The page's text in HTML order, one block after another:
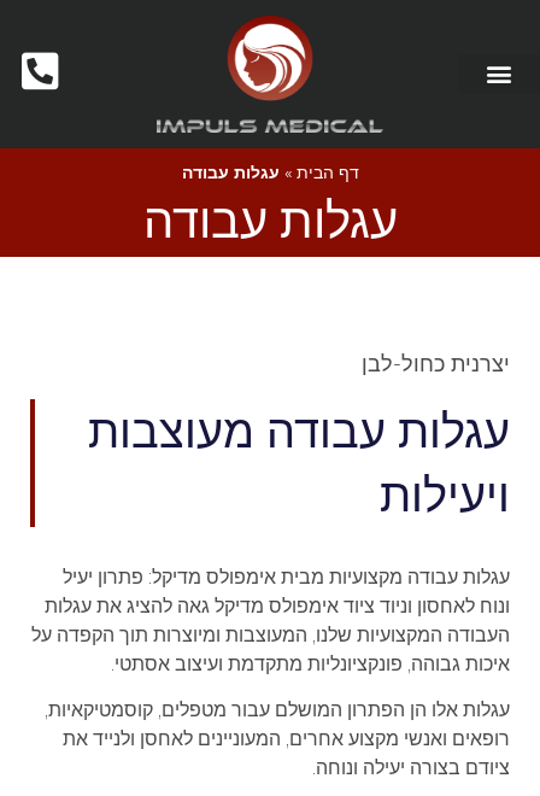
דף הבית » עגלות עבודה
עגלות עבודה
יצרנית כחול-לבן
עגלות עבודה מעוצבות
ויעילות
עגלות עבודה מקצועיות מבית אימפולס מדיקל: פתרון יעיל
ונוח לאחסון וניוד ציוד אימפולס מדיקל גאה להציג את עגלות
העבודה המקצועיות שלנו, המעוצבות ומיוצרות תוך הקפדה על
איכות גבוהה, פונקציונליות מתקדמת ועיצוב אסתטי.
עגלות אלו הן הפתרון המושלם עבור מטפלים, קוסמטיקאיות,
רופאים ואנשי מקצוע אחרים, המעוניינים לאחסן ולנייד את
ציודם בצורה יעילה ונוחה.